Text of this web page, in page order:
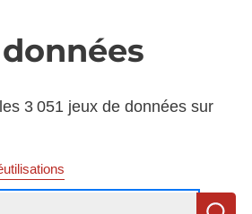
3 051 jeux de données sur